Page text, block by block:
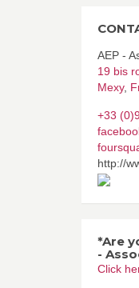
AEP -
19 bis
Mexy,
+33
http://
*Are
-
Click